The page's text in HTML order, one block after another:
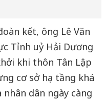
kết, ông Lê Văn
Tỉnh uỷ Hải Dương
khi thôn Tân Lập
cơ sở hạ tầng khá
dân ngày càng